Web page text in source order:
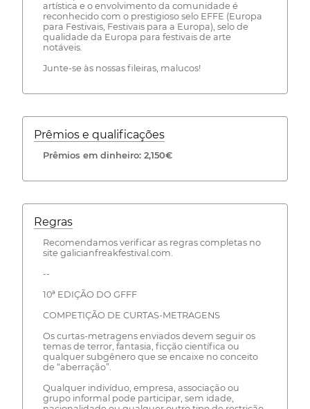
artística e o envolvimento da comunidade é
reconhecido com o prestigioso selo EFFE (Europa
para Festivais, Festivais para a Europa), selo de
qualidade da Europa para festivais de arte
notáveis.
Junte-se às nossas fileiras, malucos!
Prêmios e qualificações
Prêmios em dinheiro: 2,150€
Regras
Recomendamos verificar as regras completas no
site galicianfreakfestival.com.
--
10ª EDIÇÃO DO GFFF
COMPETIÇÃO DE CURTAS-METRAGENS
Os curtas-metragens enviados devem seguir os
temas de terror, fantasia, ficção científica ou
qualquer subgênero que se encaixe no conceito
de “aberração”.
Qualquer indivíduo, empresa, associação ou
grupo informal pode participar, sem idade,